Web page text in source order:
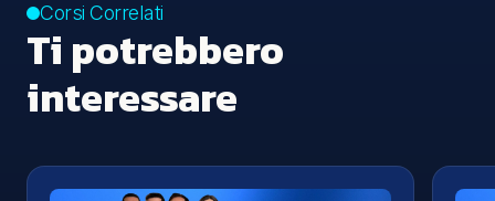
Corsi Correlati
Ti potrebbero
interessare